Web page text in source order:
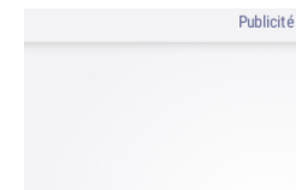
Publicité